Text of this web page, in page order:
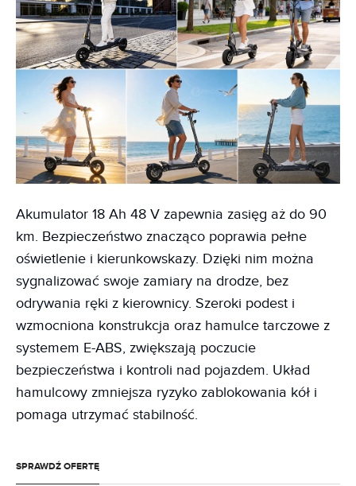
Akumulator 18 Ah 48 V zapewnia zasięg aż do 90
km. Bezpieczeństwo znacząco poprawia pełne
oświetlenie i kierunkowskazy. Dzięki nim można
sygnalizować swoje zamiary na drodze, bez
odrywania ręki z kierownicy. Szeroki podest i
wzmocniona konstrukcja oraz hamulce tarczowe z
systemem E-ABS, zwiększają poczucie
bezpieczeństwa i kontroli nad pojazdem. Układ
hamulcowy zmniejsza ryzyko zablokowania kół i
pomaga utrzymać stabilność.
SPRAWDŹ OFERTĘ